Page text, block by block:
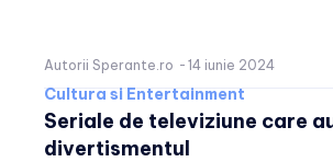
Autorii Sperante.ro - 14 iunie 2024
Cultura si Entertainment
Seriale de televiziune care
divertismentul